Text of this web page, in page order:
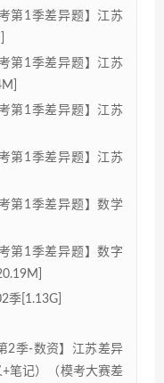
第1季差异题】江苏
第1季差异题】江苏
第1季差异题】江苏
第1季差异题】江苏
第1季差异题】数学
第1季差异题】数字
季[1.13G]
2季-数资】江苏差异
笔记）（模考大赛差